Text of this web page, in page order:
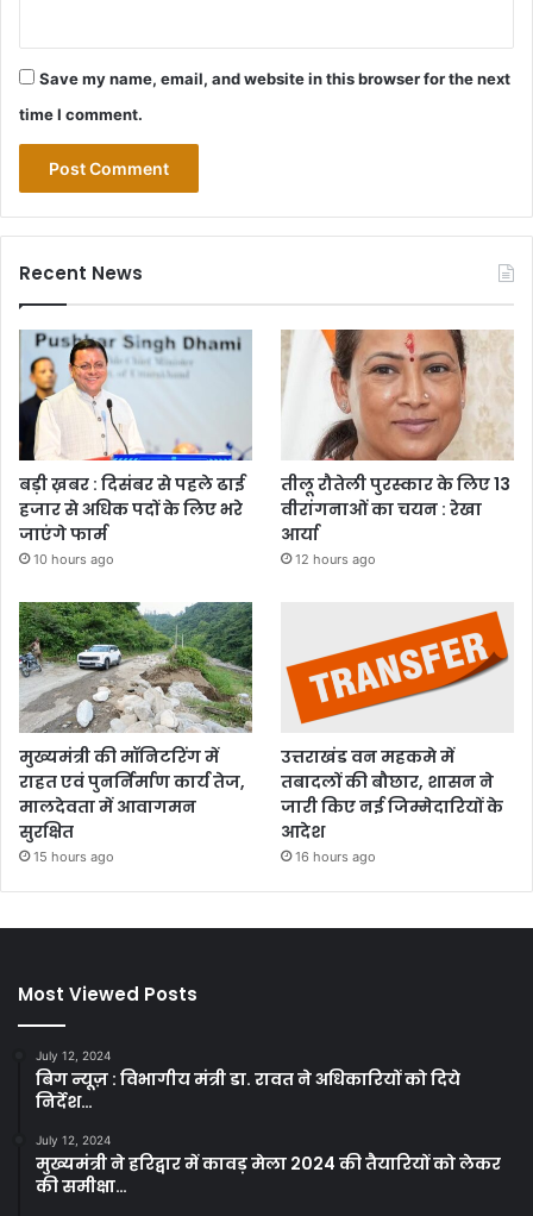
Save my name, email, and website in this browser for the next
time I comment.
Recent News
बड़ी ख़बर : दिसंबर से पहले ढाई
हजार से अधिक पदों के लिए भरे
जाएंगे फार्म
10 hours ago
तीलू रौतेली पुरस्कार के लिए 13
वीरांगनाओं का चयन : रेखा
आर्या
12 hours ago
मुख्यमंत्री की मॉनिटरिंग में
राहत एवं पुनर्निर्माण कार्य तेज,
मालदेवता में आवागमन
सुरक्षित
15 hours ago
उत्तराखंड वन महकमे में
तबादलों की बौछार, शासन ने
जारी किए नई जिम्मेदारियों के
आदेश
16 hours ago
Most Viewed Posts
July 12, 2024
बिग न्यूज़ : विभागीय मंत्री डा. रावत ने अधिकारियों को दिये
निर्देश…
July 12, 2024
मुख्यमंत्री ने हरिद्वार में कावड़ मेला 2024 की तैयारियों को लेकर
की समीक्षा…